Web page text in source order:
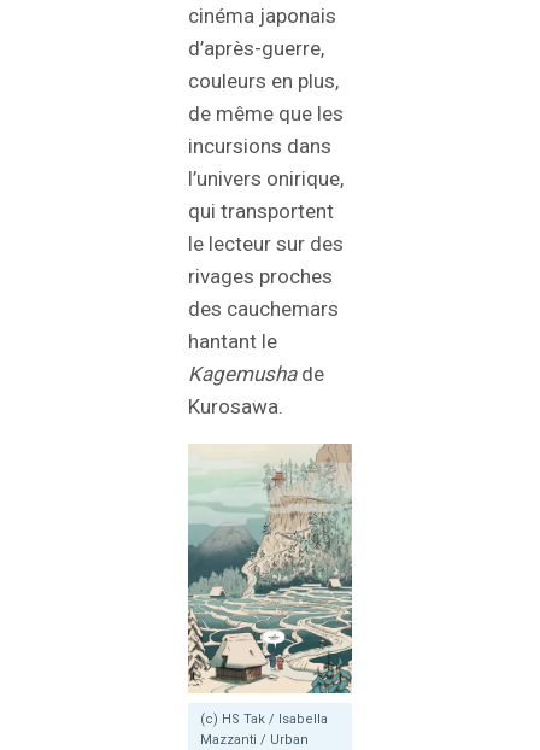
cinéma japonais
d’après-guerre,
couleurs en plus,
de même que les
incursions dans
l’univers onirique,
qui transportent
le lecteur sur des
rivages proches
des cauchemars
hantant le
Kagemushade
Kurosawa.
(c) HS Tak / Isabella
Mazzanti / Urban